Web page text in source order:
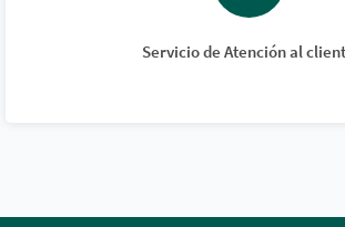
Servicio de Atención al